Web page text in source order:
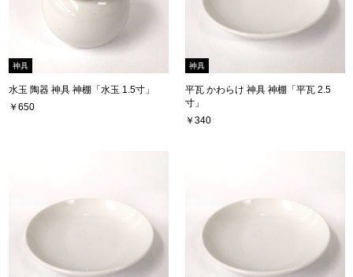
神具
水玉 陶器 神具 神棚「水玉 1.5寸」
￥650
神具
平瓦 かわらけ 神具 神棚「平瓦 2.5
寸」
￥340